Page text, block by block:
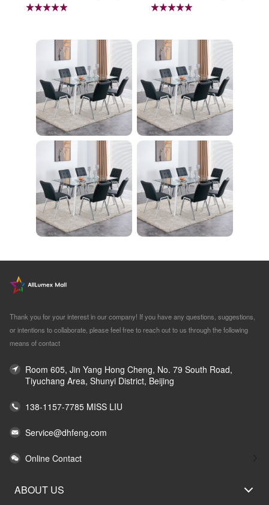
ass Shade,4-Lights E
nity Light
腹筋マシン 足を押さ
レーニング器具 エク
ササイズ ダイエット
旅行 自宅 WBGHS-0
1-R
Thank you for your interest in our company! If you have any questions, suggestions,
or intentions to collaborate, please feel free to reach out to us through the following
means of contact
Room 605, Jin Yang Hong Cheng, No. 79 South Road,
Tiyuchang Area, Shunyi District, Beijing
138-1157-7785 MISS LIU
Service@dhfeng.com
Online Contact
ABOUT US